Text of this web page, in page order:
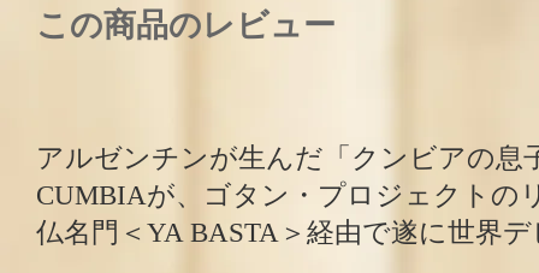
この商品のレビュー
アルゼンチンが生んだ「クンビアの息
CUMBIAが、ゴタン・プロジェクトの
仏名門＜YA BASTA＞経由で遂に世界